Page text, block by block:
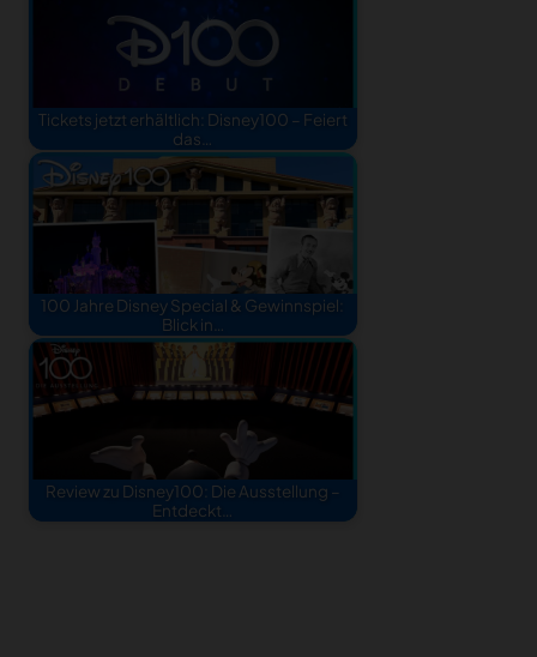
Tickets jetzt erhältlich: Disney100 – Feiert
das…
100 Jahre Disney Special & Gewinnspiel:
Blick in…
Review zu Disney100: Die Ausstellung –
Entdeckt…